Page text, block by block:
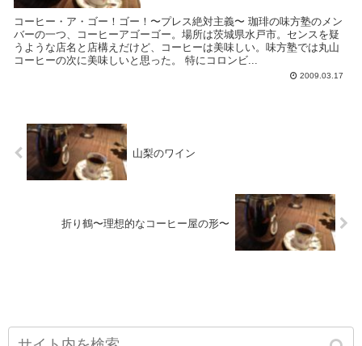
コーヒー・ア・ゴー！ゴー！〜プレス絶対主義〜 珈琲の味方塾のメン
バーの一つ、コーヒーアゴーゴー。場所は茨城県水戸市。センスを疑
うような店名と店構えだけど、コーヒーは美味しい。味方塾では丸山
コーヒーの次に美味しいと思った。 特にコロンビ...
2009.03.17
山梨のワイン
折り鶴〜理想的なコーヒー屋の形〜